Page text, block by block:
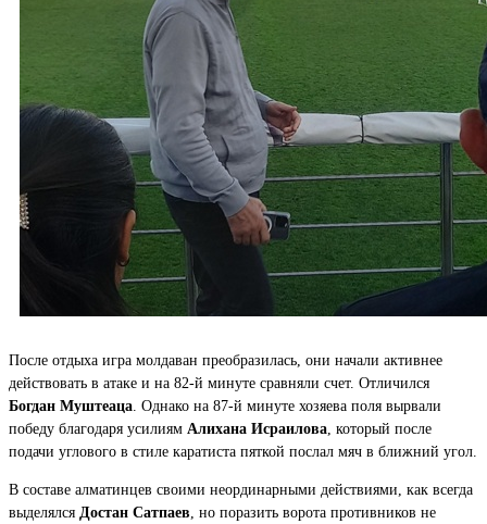
После отдыха игра молдаван преобразилась, они начали активнее
действовать в атаке и на 82-й минуте сравняли счет. Отличился
Богдан Муштеаца . Однако на 87-й минуте хозяева поля вырвали
победу благодаря усилиям Алихана Исраилова , который после
подачи углового в стиле каратиста пяткой послал мяч в ближний угол.
В составе алматинцев своими неординарными действиями, как всегда
выделялся Достан Сатпаев , но поразить ворота противников не